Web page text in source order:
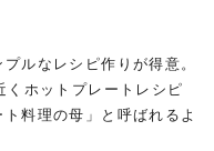
ルなレシピ作りが得意。
ホットプレートレシピ
料理の母」と呼ばれるよ